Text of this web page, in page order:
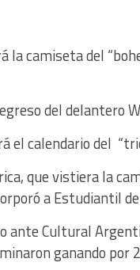
camiseta del
del delantero
el calendario del
que vistiera la
a Estudiantil
ante Cultural
ganando por